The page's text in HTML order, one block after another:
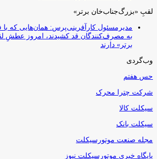
لقبِ «بزرگ‌جناب‌خان برتر»
مدیرمسئول کارآفرینی‌پرس: همان‌هایی که با
به مصرف‌کنندگان قد کشیدند، امروز عطشِ
برتر» دارند
وب‌گردی
حس هفتم
شرکت چترا محرک
سیکلت کالا
سیکلت بانک
مجله صنعت موتورسیکلت
پایگاه خبری موتورسیکلت نیوز